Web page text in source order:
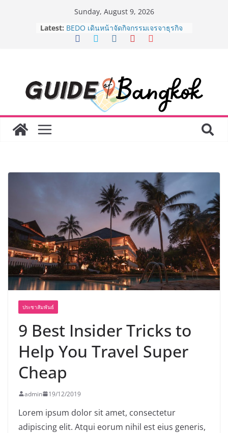
Sunday, August 9, 2026
Latest: AirAsia X SEE FAH พันธมิตรทางธุรกิจ
ยาวนานกว่า 20 ปี ต่อยอดเสิร์ฟความ
“BIO TRADE CONNECT 2026” ยก
ระดับผลิตภัณฑ์ท้องถิ่นสู่ตลาดเชิง
พาณิชย์อย่างยั่งยืน
LORDNINE จัดศึกคนดังสายเกม ไทย
ปะทะ ฟิลิปปินส์ ใน “Rise of the Tenth
ได้เตรียมนักเรียนเพียงเพื่อก้าวเข้าสู่
มหาวิทยาลัยเท่านั้น แต่ยังเตรียมพวก
เขาให้พร้อมเป็นผู้กำหนดอนาคต”
8.8 “ซูเลียน” รวมพลังนักธุรกิจทั่ว
ประเทศ จัดประชุมใหญ่แห่งปี พบ CEO
“ดร.ปิยะวัฒน์” ถ่ายทอดวิสัยทัศน์ธุรกิจ
พร้อมฟรีคอนเสิร์ต “โชค รถแห่” ยกวง
ประชาสัมพันธ์
9 Best Insider Tricks to
Help You Travel Super
Cheap
admin 19/12/2019
Lorem ipsum dolor sit amet, consectetur
adipiscing elit. Atqui eorum nihil est eius generis,